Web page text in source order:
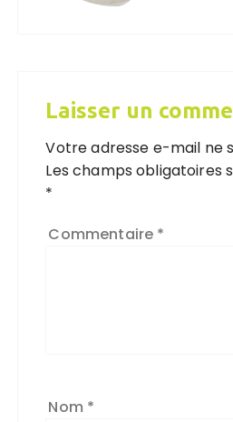
Laisser un
Votre adresse e-mail ne
Les champs obligatoires
*
Commentaire *
Nom *